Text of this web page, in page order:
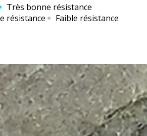
Très bonne résistance
résistance
Faible résistance